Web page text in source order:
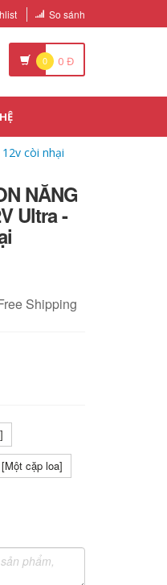
So sánh
0 0 Đ
còi nhại
NĂNG
Ultra -
Shipping
cặp loa]